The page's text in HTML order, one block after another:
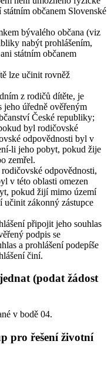
občanem Slovenské
bývalého občana (viz
nabýt prohlášením,
státním občanem
lze učinit rovněž
z rodičů dítěte, je
jeho úředně ověřeným
České republiky;
byl rodičovské
odpovědnosti byl v
li jeho pobyt, pokud žije
zemřel.
odpovědnosti,
v této oblasti omezen
pokud žijí mimo území
učinit zákonný zástupce
připojit jeho souhlas
podpis se
a prohlášení podepíše
činí.
(podat žádost
v bodě 04.
pro řešení životní